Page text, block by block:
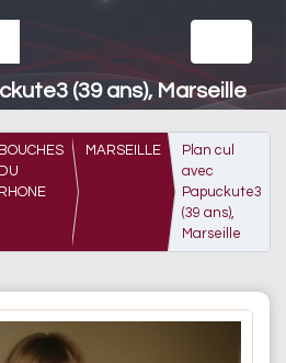
(39 ans), Marseille
BOUCHES
DU
RHONE
MARSEILLE
Plan cul
avec
Papuckute3
(39 ans),
Marseille